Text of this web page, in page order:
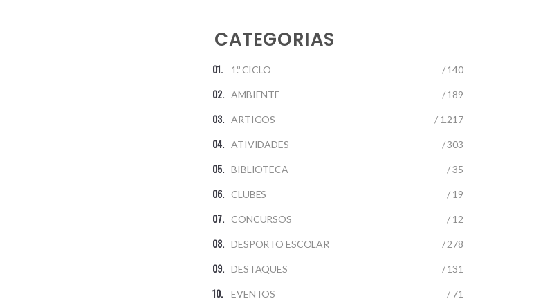
CATEGORIAS
1.º CICLO / 140
AMBIENTE / 189
ARTIGOS / 1.217
ATIVIDADES / 303
BIBLIOTECA / 35
CLUBES / 19
CONCURSOS / 12
DESPORTO ESCOLAR / 278
DESTAQUES / 131
EVENTOS / 71